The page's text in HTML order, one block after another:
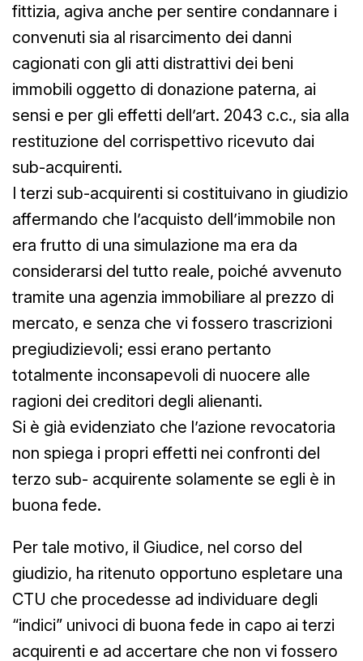
fittizia, agiva anche per sentire condannare i
convenuti sia al risarcimento dei danni
cagionati con gli atti distrattivi dei beni
immobili oggetto di donazione paterna, ai
sensi e per gli effetti dell’art. 2043 c.c., sia alla
restituzione del corrispettivo ricevuto dai
sub-acquirenti.
I terzi sub-acquirenti si costituivano in giudizio
affermando che l’acquisto dell’immobile non
era frutto di una simulazione ma era da
considerarsi del tutto reale, poiché avvenuto
tramite una agenzia immobiliare al prezzo di
mercato, e senza che vi fossero trascrizioni
pregiudizievoli; essi erano pertanto
totalmente inconsapevoli di nuocere alle
ragioni dei creditori degli alienanti.
Si è già evidenziato che l’azione revocatoria
non spiega i propri effetti nei confronti del
terzo sub- acquirente solamente se egli è in
buona fede.
Per tale motivo, il Giudice, nel corso del
giudizio, ha ritenuto opportuno espletare una
CTU che procedesse ad individuare degli
“indici” univoci di buona fede in capo ai terzi
acquirenti e ad accertare che non vi fossero